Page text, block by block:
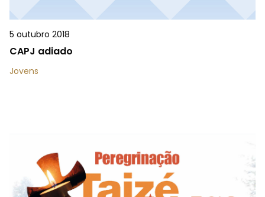
5 outubro 2018
CAPJ adiado
Jovens